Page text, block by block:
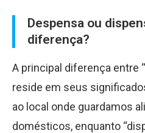
Despensa ou
diferença?
A principal diferença entre
reside em seus
ao local onde guardamos
domésticos, enquanto